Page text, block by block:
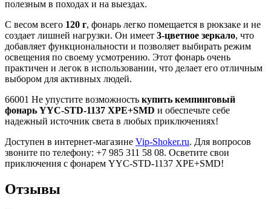
полезным в походах и на выездах.
С весом всего 120 г, фонарь легко помещается в рюкзаке и не
создает лишней нагрузки. Он имеет 3-цветное зеркало, что
добавляет функциональности и позволяет выбирать режим
освещения по своему усмотрению. Этот фонарь очень
практичен и легок в использовании, что делает его отличным
выбором для активных людей.
66001 Не упустите возможность купить кемпинговый
фонарь YYC-STD-1137 XPE+SMD и обеспечьте себе
надежный источник света в любых приключениях!
Доступен в интернет-магазине Vip-Shoker.ru. Для вопросов
звоните по телефону: +7 985 311 58 08. Осветите свои
приключения с фонарем YYC-STD-1137 XPE+SMD!
Отзывы